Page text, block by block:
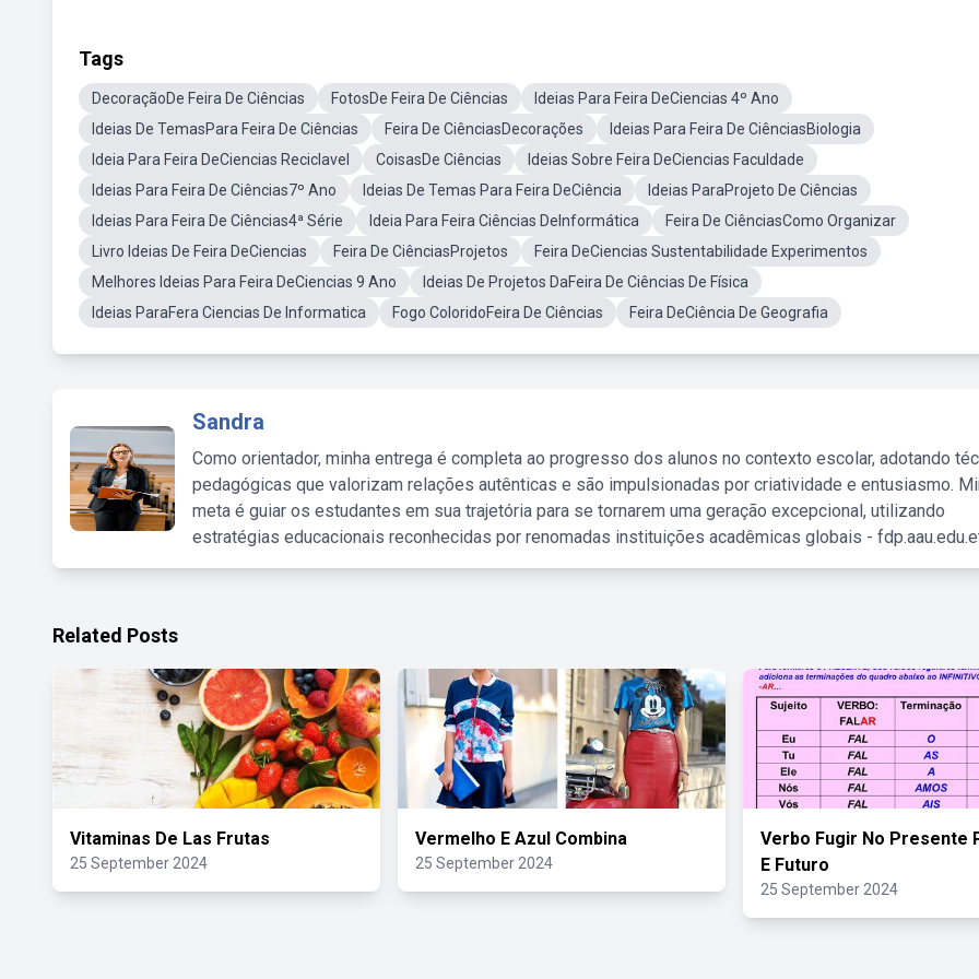
Tags
DecoraçãoDe Feira De Ciências FotosDe Feira De Ciências
Ideias Para Feira DeCiencias 4º Ano
Ideias De TemasPara Feira De Ciências
Feira De CiênciasDecorações
Ideias Para Feira De CiênciasBiologia
Ideia Para Feira DeCiencias Reciclavel
CoisasDe Ciências
Ideias Sobre Feira DeCiencias Faculdade
Ideias Para Feira De Ciências7º Ano
Ideias De Temas Para Feira DeCiência
Ideias ParaProjeto De Ciências
Ideias Para Feira De Ciências4ª Série
Ideia Para Feira Ciências DeInformática
Feira De CiênciasComo Organizar
Livro Ideias De Feira DeCiencias
Feira De CiênciasProjetos
Feira DeCiencias Sustentabilidade Experimentos
Melhores Ideias Para Feira DeCiencias 9 Ano
Ideias De Projetos DaFeira De Ciências De Física
Ideias ParaFera Ciencias De Informatica
Fogo ColoridoFeira De Ciências Feira DeCiência De Geografia
Sandra
Como orientador, minha entrega é completa ao progresso dos alunos no contexto escolar, adotando
pedagógicas que valorizam relações autênticas e são impulsionadas por criatividade e entusiasmo.
meta é guiar os estudantes em sua trajetória para se tornarem uma geração excepcional, utilizando
estratégias educacionais reconhecidas por renomadas instituições acadêmicas globais -
Related Posts
Vitaminas De Las Frutas
25 September 2024
Vermelho E Azul Combina
25 September 2024
Verbo Fugir No Presente
E Futuro
25 September 2024